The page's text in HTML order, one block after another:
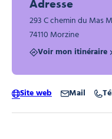
Adresse
293 C chemin du Mas
74110 Morzine
Voir mon itinéraire
Site web Mail